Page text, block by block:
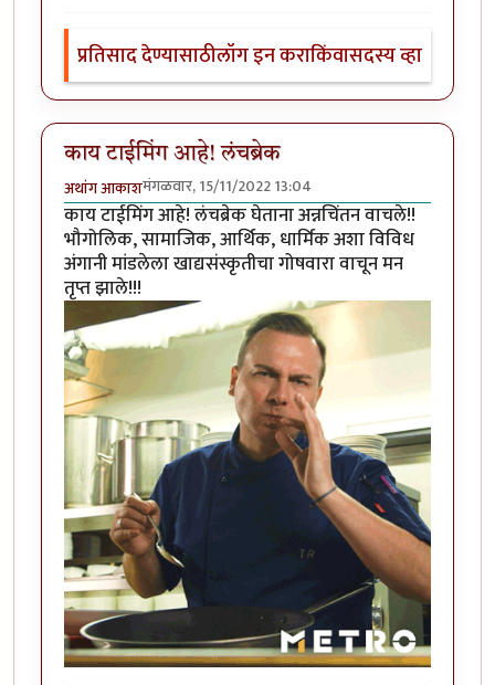
प्रतिसाद देण्यासाठीलॉग इन कराकिंवासदस्य व्हा
काय टाईमिंग आहे! लंचब्रेक
अथांग आकाशमंगळवार, 15/11/2022 13:04
काय टाईमिंग आहे! लंचब्रेक घेताना अन्नचिंतन वाचले!!
भौगोलिक, सामाजिक, आर्थिक, धार्मिक अशा विविध
अंगानी मांडलेला खाद्यसंस्कृतीचा गोषवारा वाचून मन
तृप्त झाले!!!